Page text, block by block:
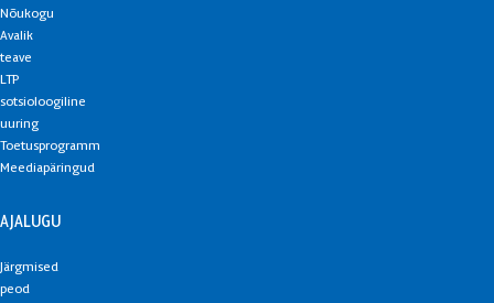
Nõukogu
Avalik
teave
LTP
sotsioloogiline
uuring
Toetusprogramm
Meediapäringud
AJALUGU
Järgmised
peod